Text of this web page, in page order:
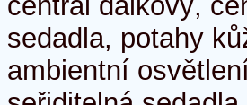
sedadla, potahy
ambientní